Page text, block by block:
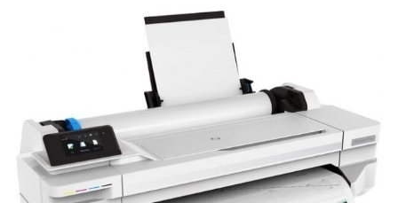
Impresoras Multifunción Tinta
Impresoras con Sistema Continuo
Impresora Láser Color
Impresora Láser Monocromatica
Impresora Multifunción Láser Color